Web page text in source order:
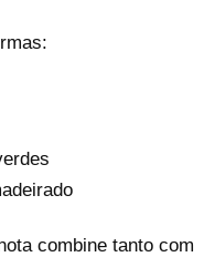
combine tanto com